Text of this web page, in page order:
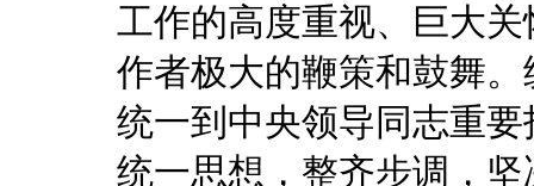
工作的高度重视、巨大
作者极大的鞭策和鼓舞
统一到中央领导同志重
统一思想，整齐步调，